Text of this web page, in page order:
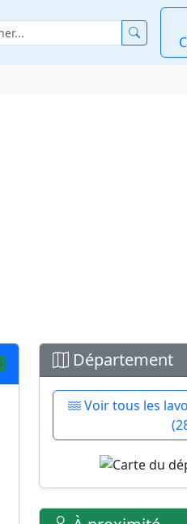
Département
Voir tous les